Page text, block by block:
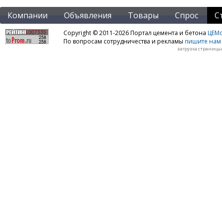
Компании Объявления Товары Спрос
Copyright © 2011-2026 Портал цемента и бетона
По вопросам сотрудничества и рекламы пишите нам
загрузка